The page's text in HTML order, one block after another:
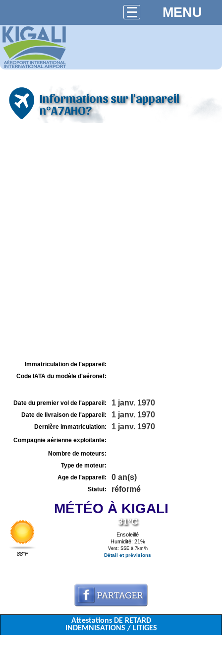
MENU
Informations sur l'appareil
n°A7AHO?
Immatriculation de l'appareil:
Code IATA du modèle d'aéronef:
Date du premier vol de l'appareil: 1 janv. 1970
Date de livraison de l'appareil: 1 janv. 1970
Dernière immatriculation: 1 janv. 1970
Compagnie aérienne exploitante:
Nombre de moteurs:
Type de moteur:
Age de l'appareil:
0 an(s)
Statut: réformé
MÉTÉO À KIGALI
88°F
31°C
Ensoleillé
Humidité: 21%
Vent: SSE à 7km/h
Détail et prévisions
Attestations DE RETARD
INDEMNISATIONS / LITIGES